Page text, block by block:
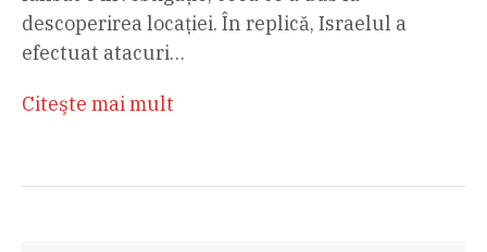
descoperirea locației. În replică, Israelul a
efectuat atacuri…
Citeşte mai mult